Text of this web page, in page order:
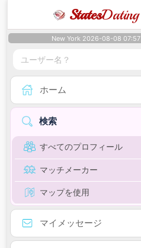
StatesDating
New York 2026-08-08 07:57
ホーム
検索
すべてのプロフィール
マッチメーカー
マップを使用
マイメッセージ